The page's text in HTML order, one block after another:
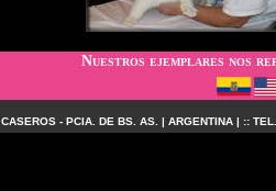
Nuestros ejemplares nos
CASEROS - PCIA. DE BS. AS. | ARGENTINA | ::